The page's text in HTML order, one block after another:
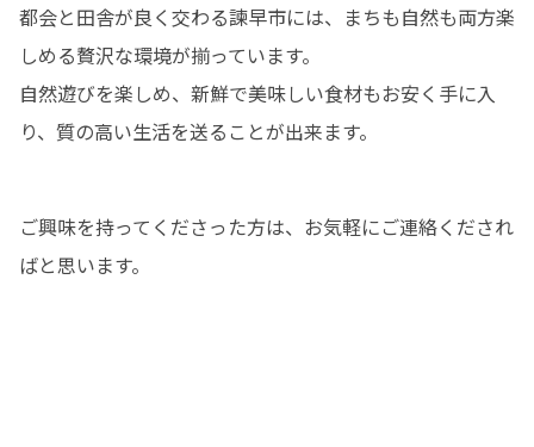
都会と田舎が良く交わる諫早市には、まちも自然も両方楽
しめる贅沢な環境が揃っています。
自然遊びを楽しめ、新鮮で美味しい食材もお安く手に入
り、質の高い生活を送ることが出来ます。
ご興味を持ってくださった方は、お気軽にご連絡くだされ
ばと思います。